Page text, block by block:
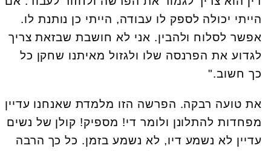
הייתי יכולה לספק לו עבודה, הייתי כן נותנת לו.
אפשר לסלוח ולהבין. אני לא חושבת שבזאת צריך
לגדוע את הפרנסה שלו ולגזול מאיתנו שחקן כל
כך חשוב."
את טועה רבקה. הפרשה הזו מלמדת שאנחנו עדיין
מפחדות להתלונן ולומר די! מספיק! קולן של נשים
עדיין לא נשמע דיו, לא נשמע בזמן. כל כך הרבה